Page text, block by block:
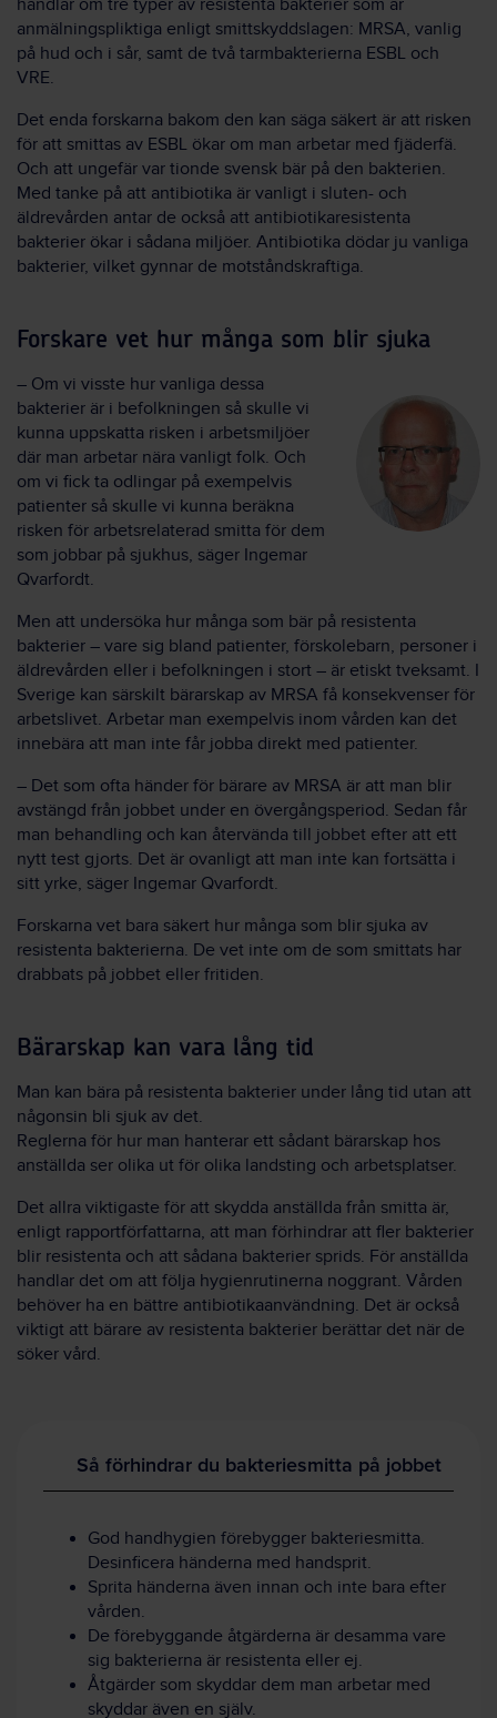
handlar om tre typer av resistenta bakterier som är
anmälningspliktiga enligt smittskyddslagen: MRSA, vanlig
på hud och i sår, samt de två tarmbakterierna ESBL och
VRE.
Det enda forskarna bakom den kan säga säkert är att risken
för att smittas av ESBL ökar om man arbetar med fjäderfä.
Och att ungefär var tionde svensk bär på den bakterien.
Med tanke på att antibiotika är vanligt i sluten- och
äldrevården antar de också att antibiotikaresistenta
bakterier ökar i sådana miljöer. Antibiotika dödar ju vanliga
bakterier, vilket gynnar de motståndskraftiga.
Forskare vet hur många som blir sjuka
– Om vi visste hur vanliga dessa
bakterier är i befolkningen så skulle vi
kunna uppskatta risken i arbetsmiljöer
där man arbetar nära vanligt folk. Och
om vi fick ta odlingar på exempelvis
patienter så skulle vi kunna beräkna
risken för arbetsrelaterad smitta för dem
som jobbar på sjukhus, säger Ingemar
Qvarfordt.
Men att undersöka hur många som bär på resistenta
bakterier – vare sig bland patienter, förskolebarn, personer i
äldrevården eller i befolkningen i stort – är etiskt tveksamt. I
Sverige kan särskilt bärarskap av MRSA få konsekvenser för
arbetslivet. Arbetar man exempelvis inom vården kan det
innebära att man inte får jobba direkt med patienter.
– Det som ofta händer för bärare av MRSA är att man blir
avstängd från jobbet under en övergångsperiod. Sedan får
man behandling och kan återvända till jobbet efter att ett
nytt test gjorts. Det är ovanligt att man inte kan fortsätta i
sitt yrke, säger Ingemar Qvarfordt.
Forskarna vet bara säkert hur många som blir sjuka av
resistenta bakterierna. De vet inte om de som smittats har
drabbats på jobbet eller fritiden.
Bärarskap kan vara lång tid
Man kan bära på resistenta bakterier under lång tid utan att
någonsin bli sjuk av det.
Reglerna för hur man hanterar ett sådant bärarskap hos
anställda ser olika ut för olika landsting och arbetsplatser.
Det allra viktigaste för att skydda anställda från smitta är,
enligt rapportförfattarna, att man förhindrar att fler bakterier
blir resistenta och att sådana bakterier sprids. För anställda
handlar det om att följa hygienrutinerna noggrant. Vården
behöver ha en bättre antibiotikaanvändning. Det är också
viktigt att bärare av resistenta bakterier berättar det när de
söker vård.
Så förhindrar du bakteriesmitta på jobbet
God handhygien förebygger bakteriesmitta.
Desinficera händerna med handsprit.
Sprita händerna även innan och inte bara efter
vården.
De förebyggande åtgärderna är desamma vare
sig bakterierna är resistenta eller ej.
Åtgärder som skyddar dem man arbetar med
skyddar även en själv.